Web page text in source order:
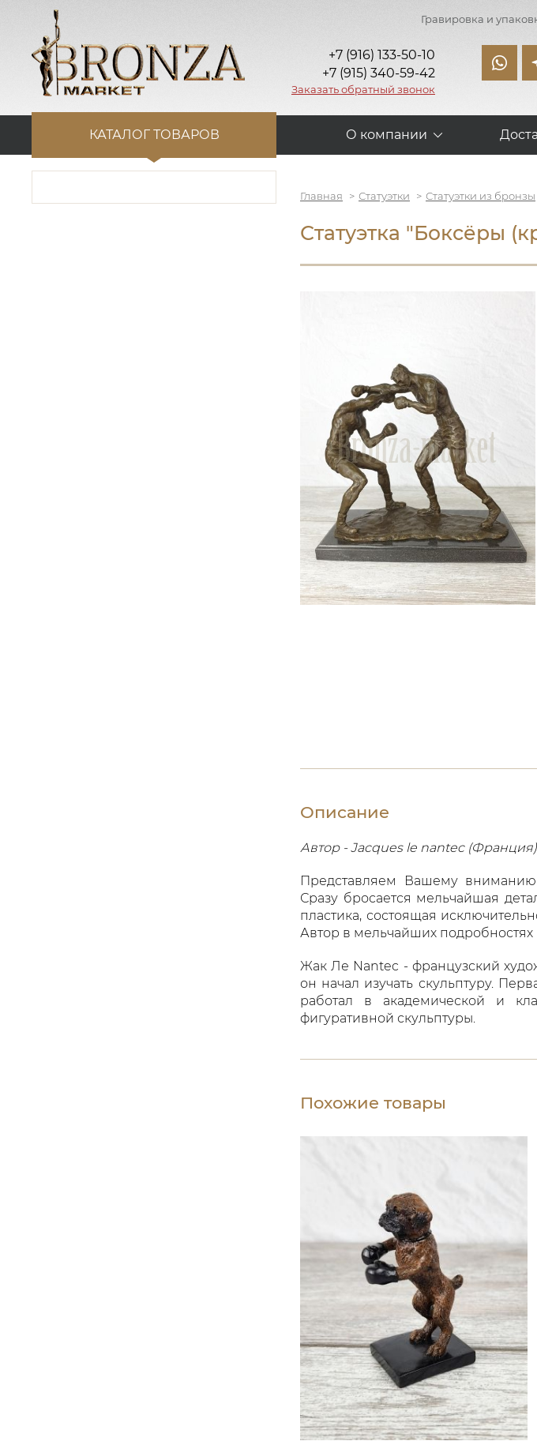
Гравировка и
+7 (916) 133-50-10
+7 (915) 340-59-42
Заказать обратный звонок
КАТАЛОГ ТОВАРОВ О компании
Главная Статуэтки Статуэтки из бронзы
Статуэтка "Боксёры
Описание
Автор - Jacques le nantec (Франция)
Представляем Вашему вниманию
Сразу бросается мельчайшая
пластика, состоящая
Автор в мельчайших
Жак Ле Nantec - французский
он начал изучать скульптуру.
работал в академической и
фигуративной скульптуры.
Похожие товары